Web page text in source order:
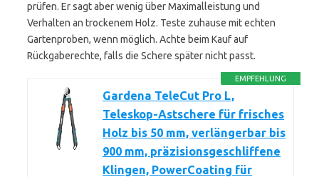
prüfen. Er sagt aber wenig über Maximalleistung und
Verhalten an trockenem Holz. Teste zuhause mit echten
Gartenproben, wenn möglich. Achte beim Kauf auf
Rückgaberechte, falls die Schere später nicht passt.
EMPFEHLUNG
Gardena TeleCut Pro L,
Teleskop-Astschere für frisches
Holz bis 50 mm, verlängerbar bis
900 mm, präzisionsgeschliffene
Klingen, PowerCoating für